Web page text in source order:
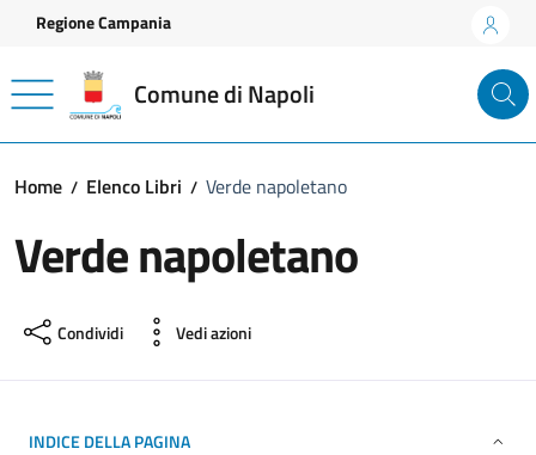
Vai ai contenuti
Vai al footer
Regione Campania
Comune di Napoli
Home Elenco Libri Verde napoletano
Verde napoletano
Condividi Vedi azioni
INDICE DELLA PAGINA